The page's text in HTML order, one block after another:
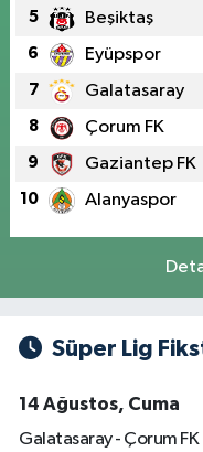
5 Beşiktaş
6 Eyüpspor
7 Galatasaray
8 Çorum FK
9 Gaziantep FK
10 Alanyaspor
Süper Lig
14 Ağustos, Cuma
Galatasaray - Çorum FK